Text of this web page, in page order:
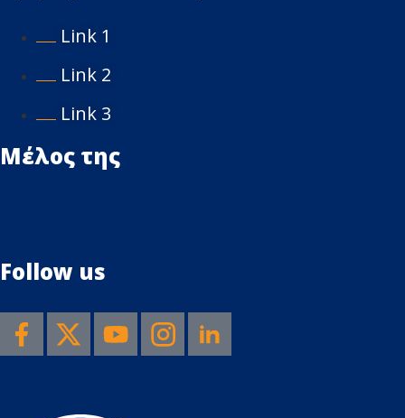
Link 1
Link 2
Link 3
Μέλος της
Follow us